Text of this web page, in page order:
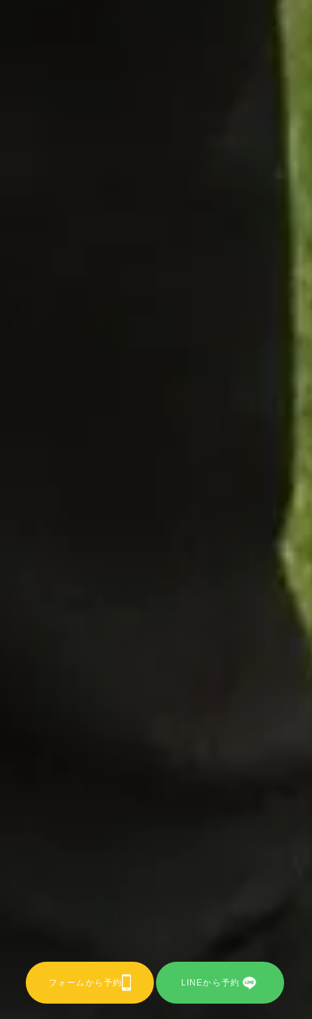
LINEから予約
フォームから予約